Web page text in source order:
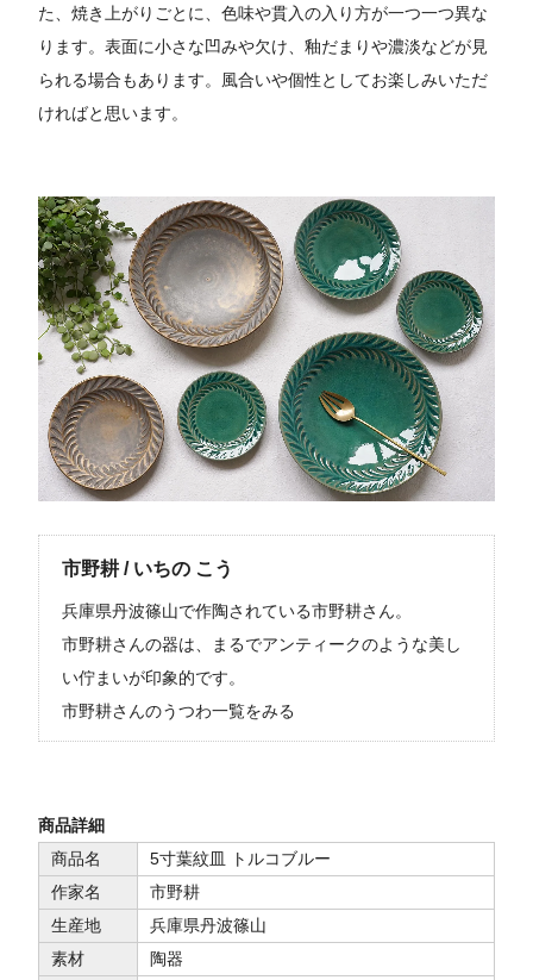
た、焼き上がりごとに、色味や貫入の入り方が一つ一つ異な
ります。表面に小さな凹みや欠け、釉だまりや濃淡などが見
られる場合もあります。風合いや個性としてお楽しみいただ
ければと思います。
市野耕 / いちの こう
兵庫県丹波篠山で作陶されている市野耕さん。
市野耕さんの器は、まるでアンティークのような美し
い佇まいが印象的です。
市野耕さんのうつわ一覧をみる
商品詳細
商品名
5寸葉紋皿 トルコブルー
作家名
市野耕
生産地
兵庫県丹波篠山
素材
陶器